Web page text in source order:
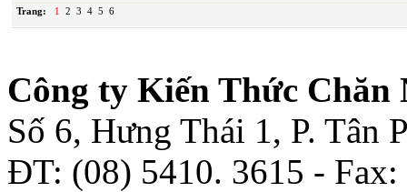
Trang: 1 2 3 4 5 6
Công ty Kiến Thức Chăn
Số 6, Hưng Thái 1, P. Tân
ĐT: (08) 5410. 3615 -